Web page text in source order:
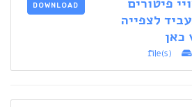
לצפייה
כאן
DOWNLOAD